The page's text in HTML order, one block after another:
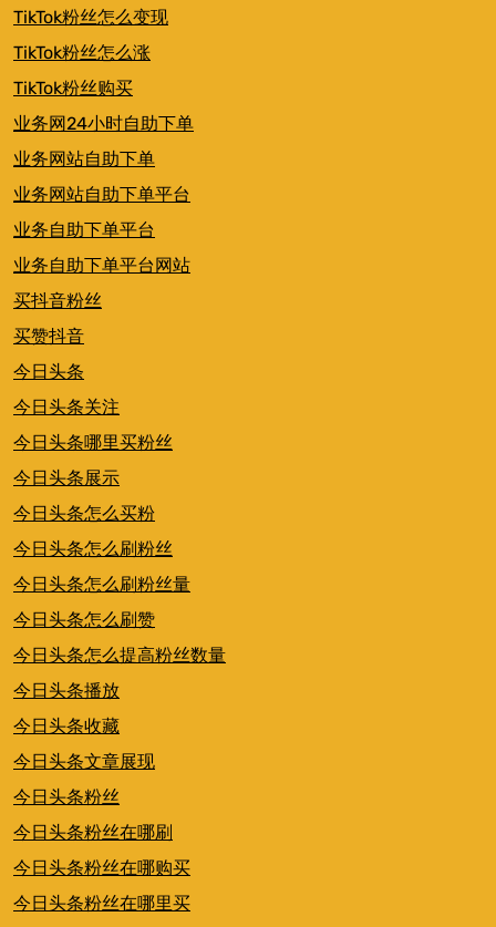
TikTok粉丝怎么变现
TikTok粉丝怎么涨
TikTok粉丝购买
业务网24小时自助下单
业务网站自助下单
业务网站自助下单平台
业务自助下单平台
业务自助下单平台网站
买抖音粉丝
买赞抖音
今日头条
今日头条关注
今日头条哪里买粉丝
今日头条展示
今日头条怎么买粉
今日头条怎么刷粉丝
今日头条怎么刷粉丝量
今日头条怎么刷赞
今日头条怎么提高粉丝数量
今日头条播放
今日头条收藏
今日头条文章展现
今日头条粉丝
今日头条粉丝在哪刷
今日头条粉丝在哪购买
今日头条粉丝在哪里买